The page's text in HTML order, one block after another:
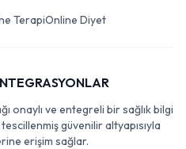
TerapiOnline Diyet
onaylı ve entegreli bir sağlık bilgi
güvenilir altyapısıyla
erişim sağlar.